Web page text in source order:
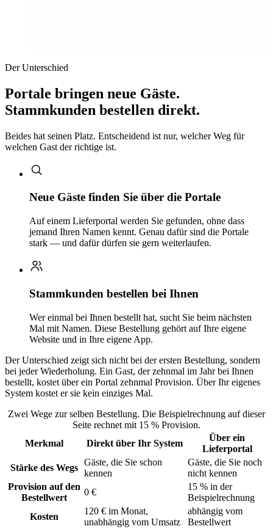
Der Unterschied
Portale bringen neue Gäste.
Stammkunden bestellen direkt.
Beides hat seinen Platz. Entscheidend ist nur, welcher Weg für
welchen Gast der richtige ist.
Neue Gäste finden Sie über die Portale
Auf einem Lieferportal werden Sie gefunden, ohne dass
jemand Ihren Namen kennt. Genau dafür sind die Portale
stark — und dafür dürfen sie gern weiterlaufen.
Stammkunden bestellen bei Ihnen
Wer einmal bei Ihnen bestellt hat, sucht Sie beim nächsten
Mal mit Namen. Diese Bestellung gehört auf Ihre eigene
Website und in Ihre eigene App.
Der Unterschied zeigt sich nicht bei der ersten Bestellung, sondern
bei jeder Wiederholung. Ein Gast, der zehnmal im Jahr bei Ihnen
bestellt, kostet über ein Portal zehnmal Provision. Über Ihr eigenes
System kostet er sie kein einziges Mal.
Zwei Wege zur selben Bestellung. Die Beispielrechnung auf dieser
Seite rechnet mit 15 % Provision.
Merkmal
Direkt über Ihr System
Über ein
Lieferportal
Stärke des Wegs
Gäste, die Sie schon
kennen
Gäste, die Sie noch
nicht kennen
Provision auf den
Bestellwert
0 €
15 % in der
Beispielrechnung
Kosten
120 € im Monat,
unabhängig vom Umsatz
abhängig vom
Bestellwert